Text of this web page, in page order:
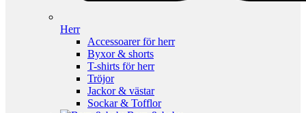
Herr
Accessoarer för herr
Byxor & shorts
T-shirts för herr
Tröjor
Jackor & västar
Sockar & Tofflor